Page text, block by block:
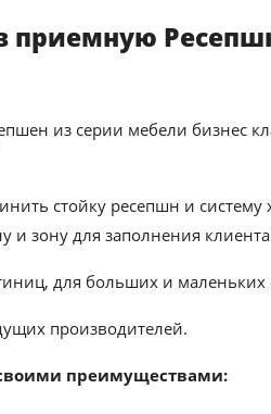
приемную
из серии мебели бизнес
стойку ресепшн и
и зону для заполнения
для больших и маленьких
производителей.
преимуществами: